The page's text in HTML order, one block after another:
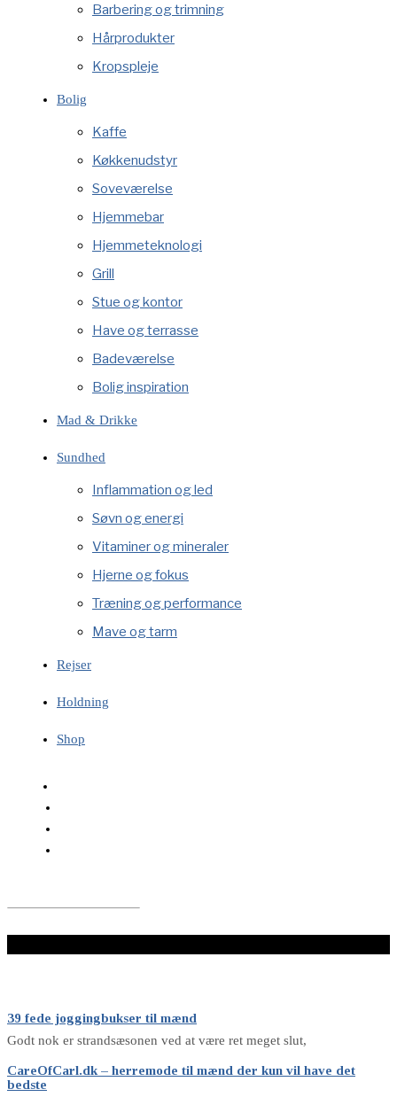
Barbering og trimning
Hårprodukter
Kropspleje
Bolig
Kaffe
Køkkenudstyr
Soveværelse
Hjemmebar
Hjemmeteknologi
Grill
Stue og kontor
Have og terrasse
Badeværelse
Bolig inspiration
Mad & Drikke
Sundhed
Inflammation og led
Søvn og energi
Vitaminer og mineraler
Hjerne og fokus
Træning og performance
Mave og tarm
Rejser
Holdning
Shop
39 fede joggingbukser til mænd
Godt nok er strandsæsonen ved at være ret meget slut,
CareOfCarl.dk – herremode til mænd der kun vil have det
bedste